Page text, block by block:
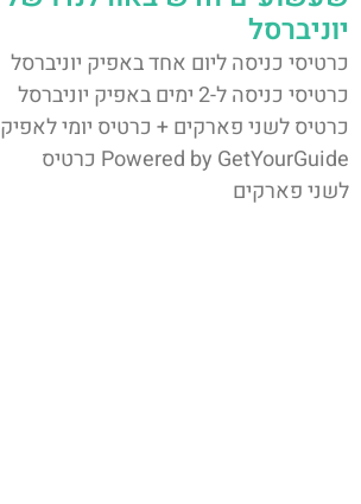
יוניברסל
כרטיסי כניסה ליום אחד באפיק יוניברסל
כרטיסי כניסה ל-2 ימים באפיק יוניברסל
כרטיס לשני פארקים + כרטיס יומי לאפיק
Powered by GetYourGuide כרטיס
לשני פארקים